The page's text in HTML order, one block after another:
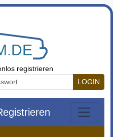
registrieren
LOGIN